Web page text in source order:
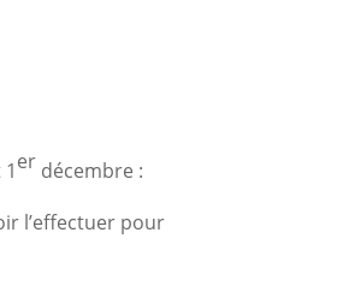
er décembre :
l’effectuer pour